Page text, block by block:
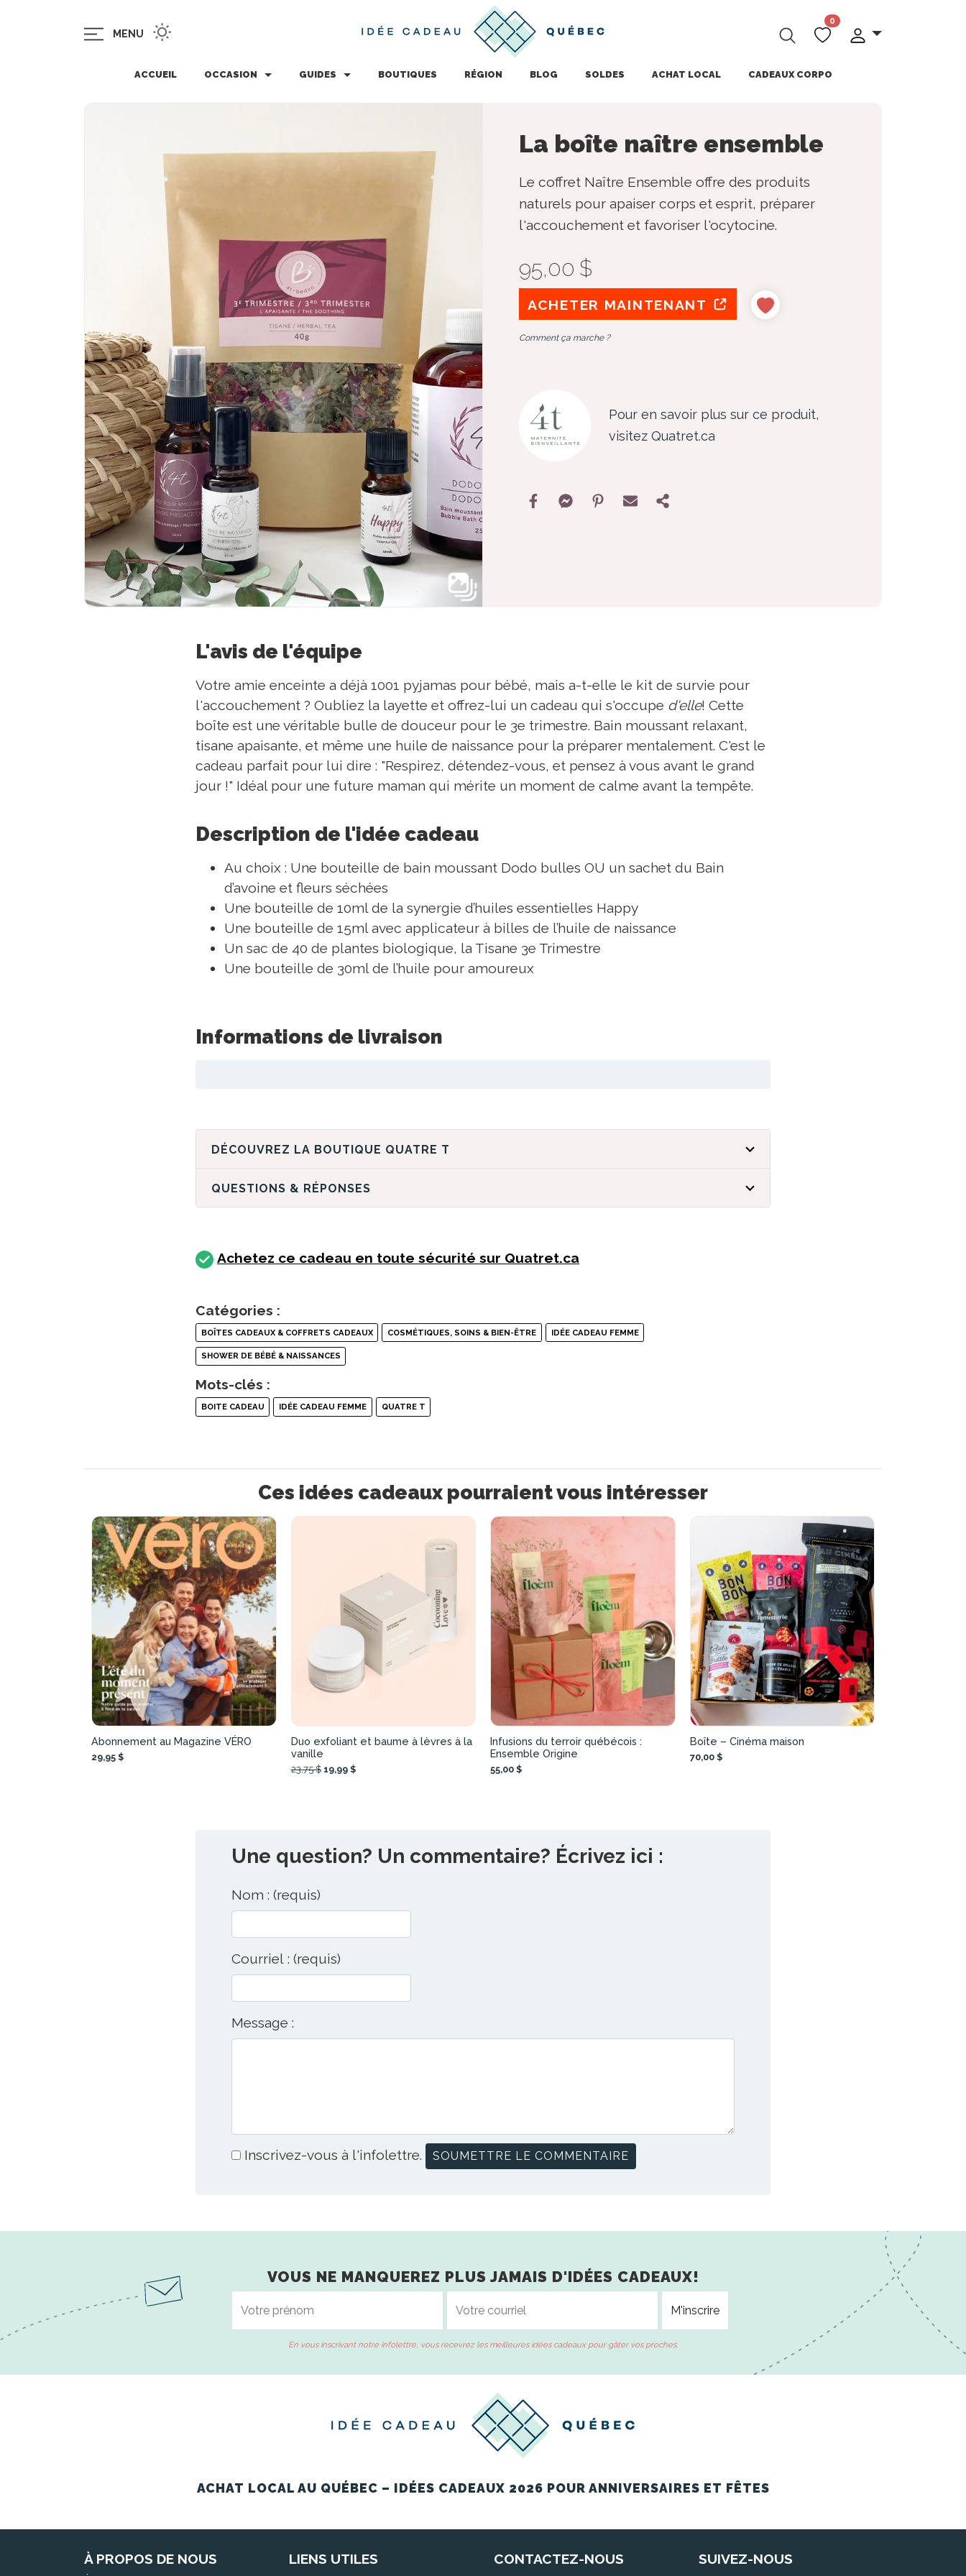
MENU
0
ACCUEIL OCCASION GUIDES BOUTIQUES RÉGION BLOG SOLDES ACHAT LOCAL CADEAUX CORPO
La boîte naître ensemble
Le coffret Naître Ensemble offre des produits
naturels pour apaiser corps et esprit, préparer
l'accouchement et favoriser l'ocytocine.
95,00 $
ACHETER MAINTENANT
Comment ça marche ?
Pour en savoir plus sur ce produit,
visitez Quatret.ca
L'avis de l'équipe
Votre amie enceinte a déjà 1001 pyjamas pour bébé, mais a-t-elle le kit de survie pour
l'accouchement ? Oubliez la layette et offrez-lui un cadeau qui s'occupe d'elle! Cette
boîte est une véritable bulle de douceur pour le 3e trimestre. Bain moussant relaxant,
tisane apaisante, et même une huile de naissance pour la préparer mentalement. C'est le
cadeau parfait pour lui dire : "Respirez, détendez-vous, et pensez à vous avant le grand
jour !" Idéal pour une future maman qui mérite un moment de calme avant la tempête.
Description de l'idée cadeau
Au choix : Une bouteille de bain moussant Dodo bulles OU un sachet du Bain
d’avoine et fleurs séchées
Une bouteille de 10ml de la synergie d’huiles essentielles Happy
Une bouteille de 15ml avec applicateur à billes de l’huile de naissance
Un sac de 40 de plantes biologique, la Tisane 3e Trimestre
Une bouteille de 30ml de l’huile pour amoureux
Informations de livraison
DÉCOUVREZ LA BOUTIQUE QUATRE T
QUESTIONS & RÉPONSES
Achetez ce cadeau en toute sécurité sur Quatret.ca
Catégories :
BOÎTES CADEAUX & COFFRETS CADEAUX COSMÉTIQUES, SOINS & BIEN-ÊTRE IDÉE CADEAU FEMME
SHOWER DE BÉBÉ & NAISSANCES
Mots-clés :
BOITE CADEAU IDÉE CADEAU FEMME QUATRE T
Ces idées cadeaux pourraient vous intéresser
Abonnement au Magazine VÉRO
29,95 $
Duo exfoliant et baume à lèvres à la
vanille
23,75 $ 19,99 $
Infusions du terroir québécois :
Ensemble Origine
55,00 $
Boîte – Cinéma maison
70,00 $
Une question? Un commentaire? Écrivez ici :
Nom : (requis)
Courriel : (requis)
Message :
Inscrivez-vous à l'infolettre.
VOUS NE MANQUEREZ PLUS JAMAIS D'IDÉES CADEAUX!
En vous inscrivant notre infolettre, vous recevrez les meilleures idées cadeaux pour gâter vos proches.
ACHAT LOCAL AU QUÉBEC – IDÉES CADEAUX 2026 POUR ANNIVERSAIRES ET FÊTES
À PROPOS DE NOUS LIENS UTILES CONTACTEZ-NOUS SUIVEZ-NOUS